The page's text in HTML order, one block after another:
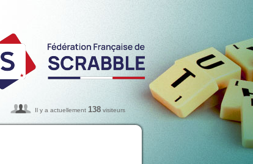
Il y a actuellement 138 visiteurs